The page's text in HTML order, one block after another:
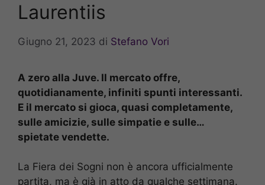
Laurentiis
Giugno 21, 2023 di Stefano Vori
A zero alla Juve. Il mercato offre,
quotidianamente, infiniti spunti interessanti.
E il mercato si gioca, quasi completamente,
sulle amicizie, sulle simpatie e sulle…
spietate vendette.
La Fiera dei Sogni non è ancora ufficialmente
partita, ma è già in atto da qualche settimana.